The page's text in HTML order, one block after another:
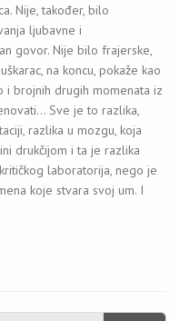
Nije, također, bilo
ljubavne i
govor. Nije bilo frajerske,
na koncu, pokaže kao
i brojnih drugih momenata iz
Sve je to razlika,
razlika u mozgu, koja
drukčijom i ta je razlika
laboratorija, nego je
koje stvara svoj um. I